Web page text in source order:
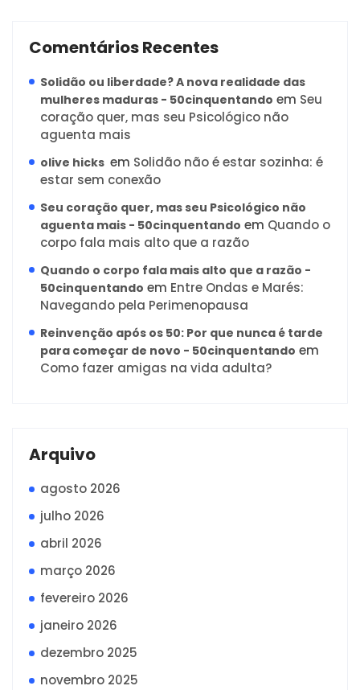
Comentários Recentes
Solidão ou liberdade? A nova realidade das
mulheres maduras - 50cinquentando em Seu
coração quer, mas seu Psicológico não
aguenta mais
olive hicks em Solidão não é estar sozinha: é
estar sem conexão
Seu coração quer, mas seu Psicológico não
aguenta mais - 50cinquentando em Quando o
corpo fala mais alto que a razão
Quando o corpo fala mais alto que a razão -
50cinquentando em Entre Ondas e Marés:
Navegando pela Perimenopausa
Reinvenção após os 50: Por que nunca é tarde
para começar de novo - 50cinquentando em
Como fazer amigas na vida adulta?
Arquivo
agosto 2026
julho 2026
abril 2026
março 2026
fevereiro 2026
janeiro 2026
dezembro 2025
novembro 2025